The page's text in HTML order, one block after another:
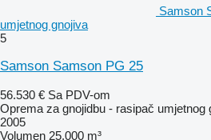
Samson
umjetnog gnojiva
5
Samson Samson PG 25
56.530 € Sa PDV-om
Oprema za gnojidbu - rasipač umjetnog
2005
Volumen 25.000 m³